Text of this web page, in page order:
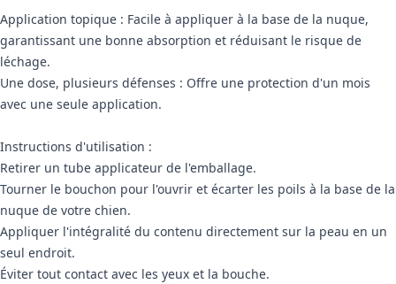
Application topique : Facile à appliquer à la base de la nuque,
garantissant une bonne absorption et réduisant le risque de
léchage.
Une dose, plusieurs défenses : Offre une protection d'un mois
avec une seule application.
Instructions d'utilisation :
Retirer un tube applicateur de l'emballage.
Tourner le bouchon pour l'ouvrir et écarter les poils à la base de la
nuque de votre chien.
Appliquer l'intégralité du contenu directement sur la peau en un
seul endroit.
Éviter tout contact avec les yeux et la bouche.